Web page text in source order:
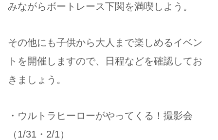
みながらボートレース下関を満喫しよう。
その他にも子供から大人まで楽しめるイベン
トを開催しますので、日程などを確認してお
きましょう。
・ウルトラヒーローがやってくる！撮影会
（1/31・2/1）